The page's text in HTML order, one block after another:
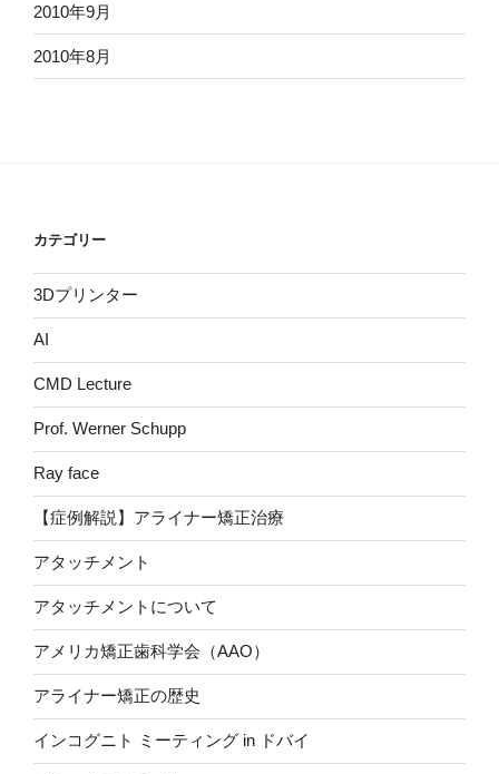
2010年9月
2010年8月
カテゴリー
3Dプリンター
AI
CMD Lecture
Prof. Werner Schupp
Ray face
【症例解説】アライナー矯正治療
アタッチメント
アタッチメントについて
アメリカ矯正歯科学会（AAO）
アライナー矯正の歴史
インコグニト ミーティング in ドバイ